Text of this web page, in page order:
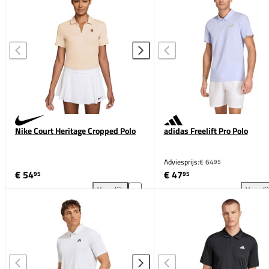
Nike Court Heritage Cropped Polo
€ 5495
Vergelijk
Nike Court Heritage Cropped Polo toevoegen aan
adidas Freelift Pro Polo
Adviesprijs:€ 6495
€ 4795